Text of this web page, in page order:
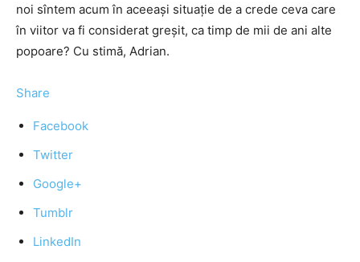
noi sîntem acum în aceeaşi situaţie de a crede ceva care
în viitor va fi considerat greşit, ca timp de mii de ani alte
popoare? Cu stimă, Adrian.
Share
Facebook
Twitter
Google+
Tumblr
LinkedIn